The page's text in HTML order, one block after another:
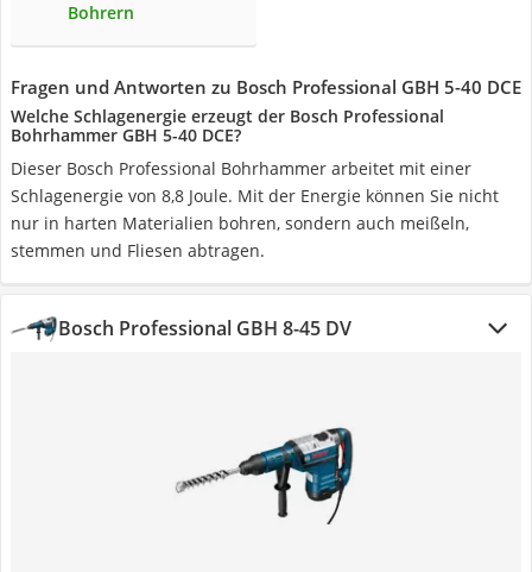
Bohrern
Fragen und Antworten zu Bosch Professional GBH 5-40 DCE
Welche Schlagenergie erzeugt der Bosch Professional
Bohrhammer GBH 5-40 DCE?
Dieser Bosch Professional Bohrhammer arbeitet mit einer
Schlagenergie von 8,8 Joule. Mit der Energie können Sie nicht
nur in harten Materialien bohren, sondern auch meißeln,
stemmen und Fliesen abtragen.
Bosch Professional GBH 8-45 DV